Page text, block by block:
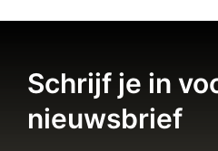
Schrijf je in
nieuwsbrief